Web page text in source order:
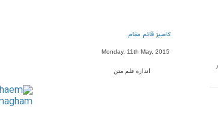
کامبیز قائم مقام
Monday, 11th May, 2015
اندازه قلم متن